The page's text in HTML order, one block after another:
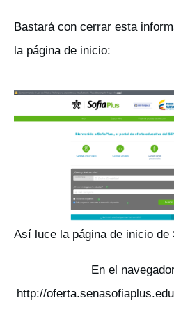
Bastará con cerrar esta
la página de inicio:
Así luce la página de inicio de
En el
http://